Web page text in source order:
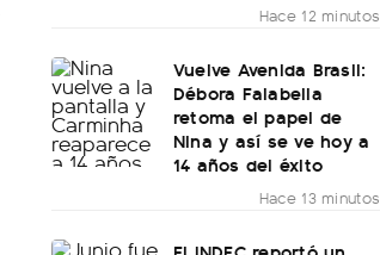
Hace 12 minutos
Vuelve Avenida Brasil:
Débora Falabella
retoma el papel de
Nina y así se ve hoy a
14 años del éxito
Hace 13 minutos